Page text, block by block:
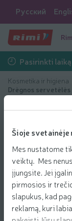
Šioje
Mes nustatome
veiktų. Mes
įjungsite. Jei
pirmosios ir
slapukus, kad
reklamą, kuri
Русский
Pasirinkti laiką
Kosmetika ir higiena
Drėgnos servetėlės